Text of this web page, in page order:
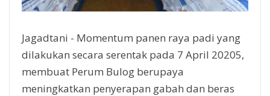
Jagadtani - Momentum panen raya padi yang
dilakukan secara serentak pada 7 April 20205,
membuat Perum Bulog berupaya
meningkatkan penyerapan gabah dan beras